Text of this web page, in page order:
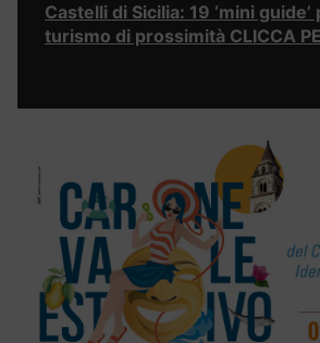
Castelli di Sicilia: 19 ‘mini
turismo di prossimità CLICCA